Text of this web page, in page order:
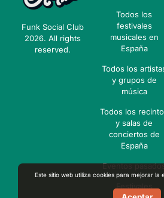
Este sitio web utiliza cookies para mejorar la
Funk Social Club
2026. All rights
reserved.
Todos los
festivales
musicales en
España
Todos los
y grupos de
música
Todos los
y salas de
conciertos de
España
Eventos
Festivales